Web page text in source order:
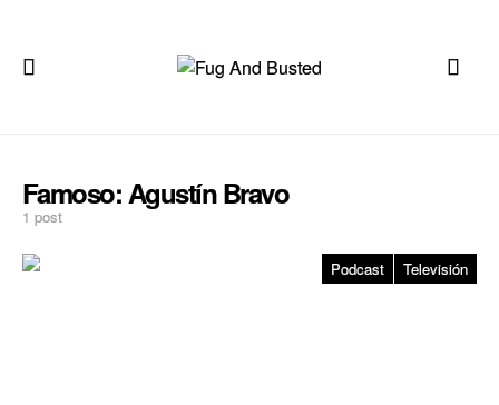
Famoso:Agustín Bravo
1 post
Podcast Televisión